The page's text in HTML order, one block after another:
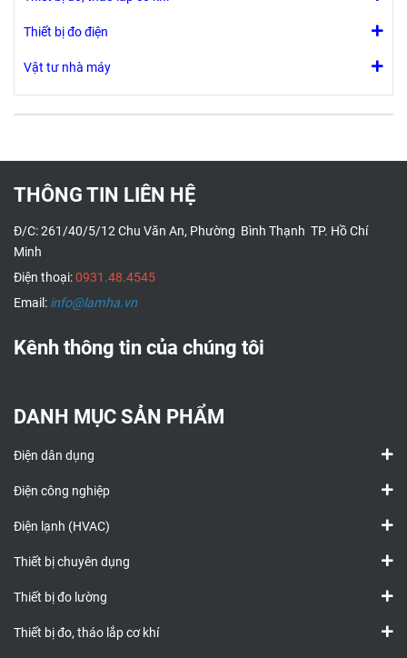
đúc đôi. Nó
cũng có mức
hợp tiện dụng
góc lớn và vỏ
đúc đôi. Nó
bong bóng tích
Thiết bị đo điện
Vật tư nhà máy
THÔNG TIN LIÊN HỆ
Đ/C: 261/40/5/12 Chu Văn An, Phường Bình Thạnh TP. Hồ Chí
Minh
Điện thoại:0931.48.4545
Email: info@lamha.vn
Kênh thông tin của chúng tôi
DANH MỤC SẢN PHẨM
Điện dân dụng
Điện công nghiệp
Điện lạnh (HVAC)
Thiết bị chuyên dụng
Thiết bị đo lường
Thiết bị đo, tháo lắp cơ khí